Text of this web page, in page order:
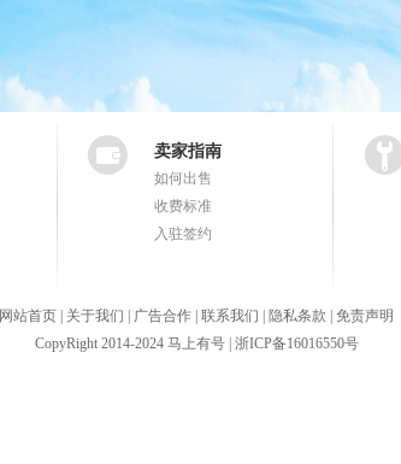
卖家指南
如何出售
收费标准
入驻签约
网站首页 关于我们 广告合作 联系我们 隐私条款
免责声明
CopyRight 2014-2024 马上有号 | 浙ICP备16016550号